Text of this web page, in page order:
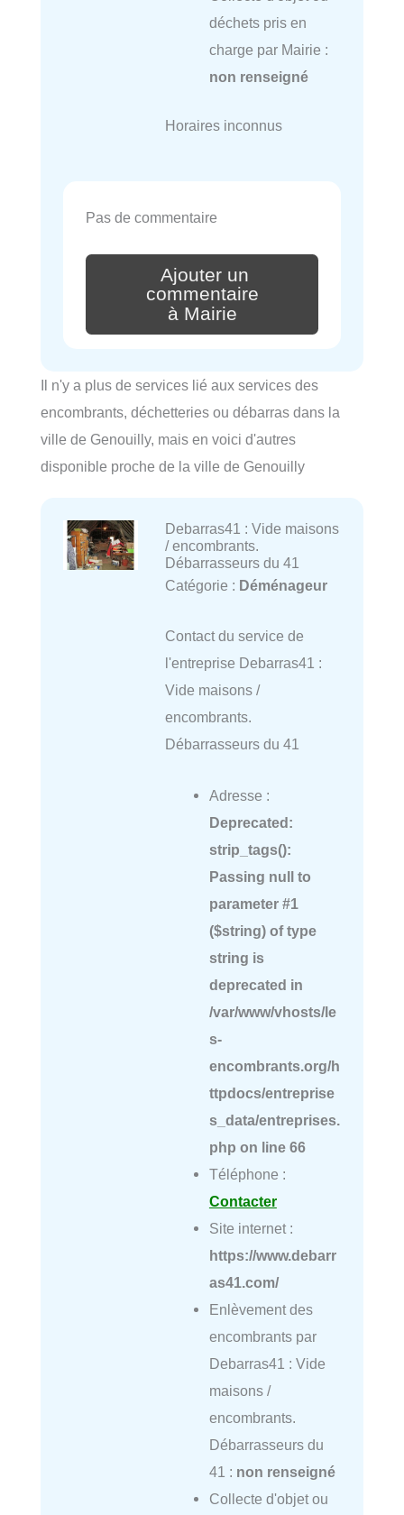
déchets pris en
charge par Mairie :
non renseigné
Horaires inconnus
Pas de commentaire
Ajouter un
commentaire
à Mairie
Il n'y a plus de services lié aux services des
encombrants, déchetteries ou débarras dans la
ville de Genouilly, mais en voici d'autres
disponible proche de la ville de Genouilly
Debarras41 : Vide maisons
/ encombrants.
Débarrasseurs du 41
Catégorie : Déménageur
Contact du service de
l'entreprise Debarras41 :
Vide maisons /
encombrants.
Débarrasseurs du 41
Adresse :
Deprecated:
strip_tags():
Passing null to
parameter #1
($string) of type
string is
deprecated in
/var/www/vhosts/le
s-
encombrants.org/h
ttpdocs/entreprise
s_data/entreprises.
php on line 66
Téléphone :
Contacter
Site internet :
https://www.debarr
as41.com/
Enlèvement des
encombrants par
Debarras41 : Vide
maisons /
encombrants.
Débarrasseurs du
41 : non renseigné
Collecte d'objet ou